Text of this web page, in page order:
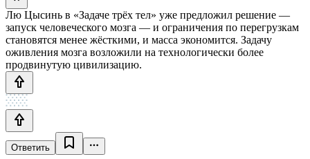
Лю Цысинь в «Задаче трёх тел» уже предложил решение —
запуск человеческого мозга — и ограничения по перегрузкам
становятся менее жёсткими, и масса экономится. Задачу
оживления мозга возложили на технологически более
продвинутую цивилизацию.
Ответить